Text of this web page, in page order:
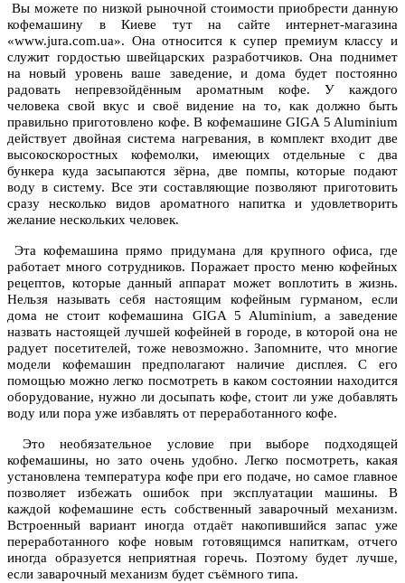
Вы можете по низкой рыночной стоимости приобрести данную
кофемашину в Киеве тут
на сайте интернет-магазина
«www.jura.com.ua». Она относится к супер премиум классу и
служит гордостью швейцарских разработчиков. Она поднимет
на новый уровень ваше заведение, и дома будет постоянно
радовать непревзойдённым ароматным кофе. У каждого
человека свой вкус и своё видение на то, как должно быть
правильно приготовлено кофе. В кофемашине GIGA 5 Aluminium
действует двойная система нагревания, в комплект входит две
высокоскоростных кофемолки, имеющих отдельные с два
бункера куда засыпаются зёрна, две помпы, которые подают
воду в систему. Все эти составляющие позволяют приготовить
сразу несколько видов ароматного напитка и удовлетворить
желание нескольких человек.
Эта кофемашина прямо придумана для крупного офиса, где
работает много сотрудников. Поражает просто меню кофейных
рецептов, которые данный аппарат может воплотить в жизнь.
Нельзя называть себя настоящим кофейным гурманом, если
дома не стоит кофемашина GIGA 5 Aluminium, а заведение
назвать настоящей лучшей кофейней в городе, в которой она не
радует посетителей, тоже невозможно. Запомните, что многие
модели кофемашин предполагают наличие дисплея. С его
помощью можно легко посмотреть в каком состоянии находится
оборудование, нужно ли досыпать кофе, стоит ли уже добавлять
воду или пора уже избавлять от переработанного кофе.
Это необязательное условие при выборе подходящей
кофемашины, но зато очень удобно. Легко посмотреть, какая
установлена температура кофе при его подаче, но самое главное
позволяет избежать ошибок при эксплуатации машины. В
каждой кофемашине есть собственный заварочный механизм.
Встроенный вариант иногда отдаёт накопившийся запас уже
переработанного кофе новым готовящимся напиткам, отчего
иногда образуется неприятная горечь. Поэтому будет лучше,
если заварочный механизм будет съёмного типа.